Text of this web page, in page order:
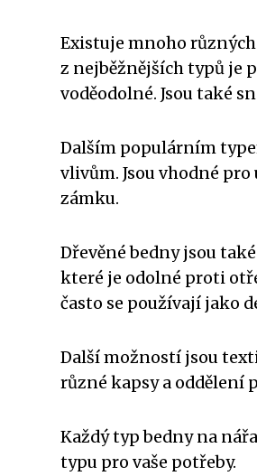
Existuje mnoho
z nejběžnějších typů je
voděodolné. Jsou také
Dalším populárním
vlivům. Jsou vhodné
zámku.
Dřevěné bedny jsou
které je odolné proti
často se používají jako
Další možností jsou
různé kapsy a oddělení
Každý typ bedny na
typu pro vaše potřeby.